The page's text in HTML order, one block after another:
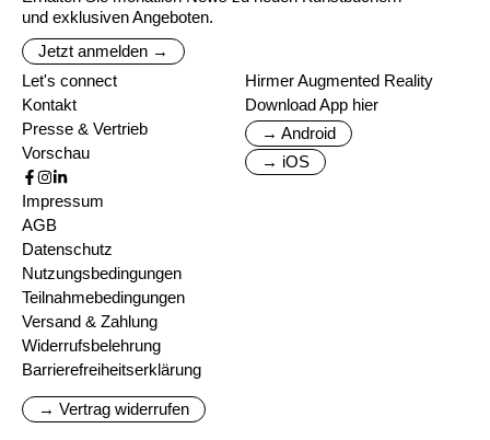
und exklusiven Angeboten.
Jetzt anmelden →
Let's connect
Kontakt
Presse & Vertrieb
Vorschau
Hirmer Augmented Reality
Download App hier
→ Android
→ iOS
Impressum
AGB
Datenschutz
Nutzungsbedingungen
Teilnahmebedingungen
Versand & Zahlung
Widerrufsbelehrung
Barrierefreiheitserklärung
→ Vertrag widerrufen